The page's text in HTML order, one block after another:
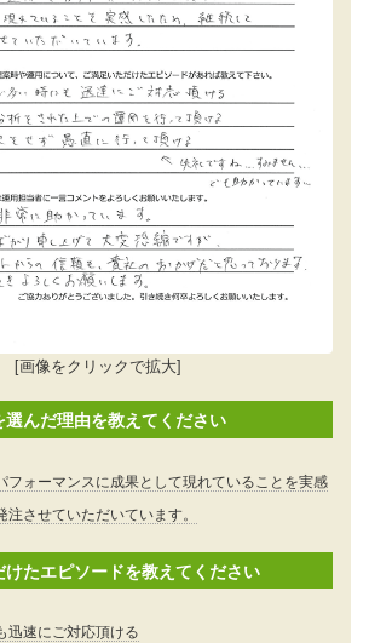
[画像をクリックで拡大]
選んだ理由を教えてください
フォーマンスに成果として現れていることを実感
させていただいています。
けたエピソードを教えてください
迅速にご対応頂ける